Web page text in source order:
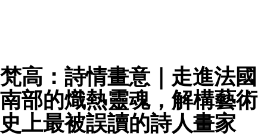
梵高：詩情畫意｜走進法國
南部的熾熱靈魂，解構藝術
史上最被誤讀的詩人畫家